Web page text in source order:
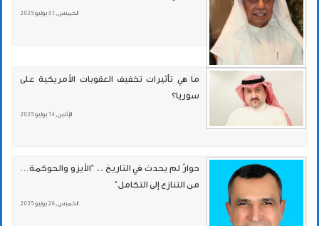
الخميس , 31 يوليو 2025
ما هي تأثيرات تخفيف العقوبات الأمريكية على
سوريا؟
الإثنين , 14 يوليو 2025
حوارٌ لم يحدث في التاريخ .. "الأيزو والحوكمة…
من التنازع إلى التكامل"
الخميس , 26 يونيو 2025